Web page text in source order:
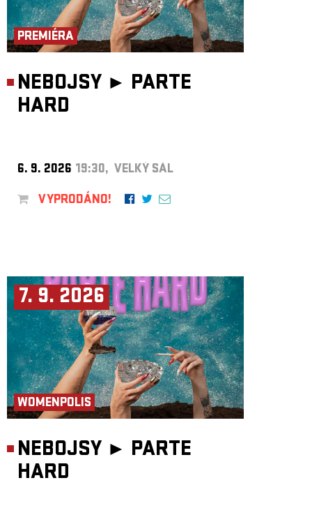
PREMIÉRA
NEBOJSY ► PARTE
HARD
6. 9. 2026 19:30, VELKÝ SÁL
VYPRODÁNO!
7. 9. 2026
WOMENPOLIS
NEBOJSY ► PARTE
HARD